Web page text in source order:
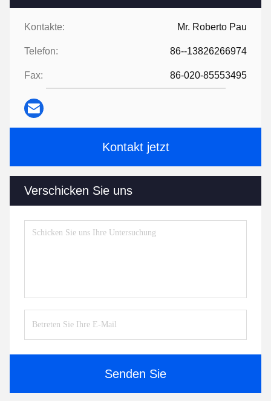
Kontakte: Mr. Roberto Pau
Telefon: 86--13826266974
Fax: 86-020-85553495
Kontakt jetzt
Verschicken Sie uns
Senden Sie